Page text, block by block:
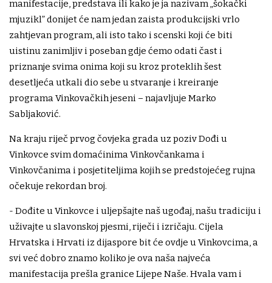
manifestacije, predstava ili kako je ja nazivam „šokački
mjuzikl” donijet će nam jedan zaista produkcijski vrlo
zahtjevan program, ali isto tako i scenski koji će biti
uistinu zanimljiv i poseban gdje ćemo odati čast i
priznanje svima onima koji su kroz proteklih šest
desetljeća utkali dio sebe u stvaranje i kreiranje
programa Vinkovačkih jeseni – najavljuje Marko
Sabljaković.
Na kraju riječ prvog čovjeka grada uz poziv Dođi u
Vinkovce svim domaćinima Vinkovčankama i
Vinkovčanima i posjetiteljima kojih se predstojećeg rujna
očekuje rekordan broj.
- Dođite u Vinkovce i uljepšajte naš ugođaj, našu tradiciju i
uživajte u slavonskoj pjesmi, riječi i izričaju. Cijela
Hrvatska i Hrvati iz dijaspore bit će ovdje u Vinkovcima, a
svi već dobro znamo koliko je ova naša najveća
manifestacija prešla granice Lijepe Naše. Hvala vam i